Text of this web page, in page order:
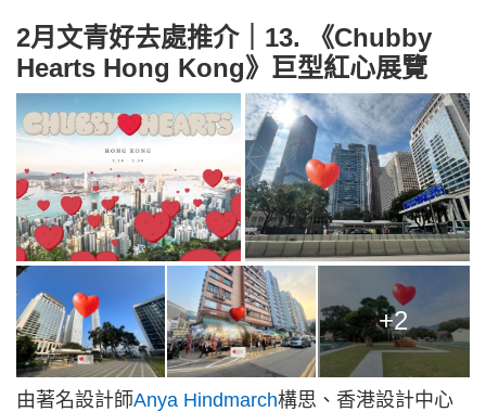
2月文青好去處推介｜13. 《Chubby
Hearts Hong Kong》巨型紅心展覽
+2
由著名設計師Anya Hindmarch構思、香港設計中心